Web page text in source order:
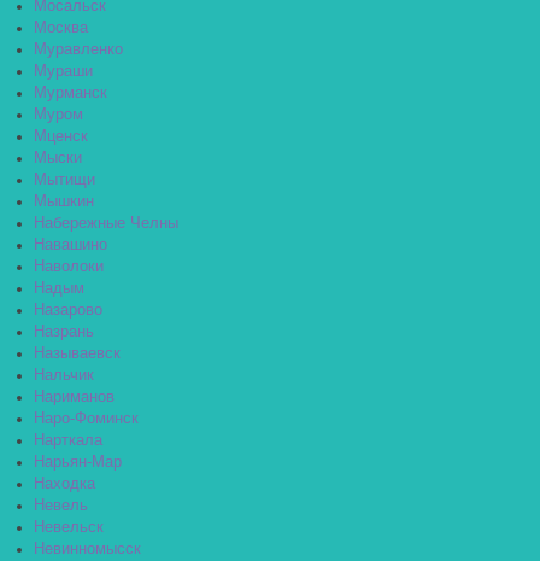
Мосальск
Москва
Муравленко
Мураши
Мурманск
Муром
Мценск
Мыски
Мытищи
Мышкин
Набережные Челны
Навашино
Наволоки
Надым
Назарово
Назрань
Называевск
Нальчик
Нариманов
Наро-Фоминск
Нарткала
Нарьян-Мар
Находка
Невель
Невельск
Невинномысск